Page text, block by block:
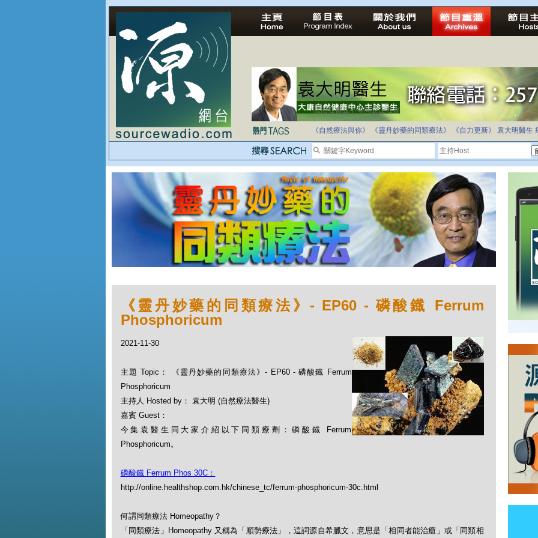
法治社會並不等同公正社會
自家教育合法化-推動多元化教育，全民學卷制
《自然療法與你》 《靈丹妙藥的同類療法》 《自力更新》 袁大明醫生
《靈丹妙藥的同類療法》- EP60 - 磷酸鐡 Ferrum
Phosphoricum
2021-11-30
主題 Topic： 《靈丹妙藥的同類療法》- EP60 - 磷酸鐡 Ferrum
Phosphoricum
主持人 Hosted by： 袁大明 (自然療法醫生)
嘉賓 Guest：
今集袁醫生同大家介紹以下同類療劑：磷酸鐡 Ferrum
Phosphoricum。
磷酸鐡 Ferrum Phos 30C：
http://online.healthshop.com.hk/chinese_tc/ferrum-phosphoricum-30c.html
何謂同類療法 Homeopathy？
「同類療法」Homeopathy 又稱為「順勢療法」，這詞源自希臘文，意思是「相同者能治癒」或「同類相